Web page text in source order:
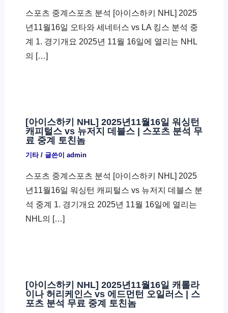
스포츠 중계스포츠 분석 [아이스하키 NHL] 2025
년11월16일 오타와 세네터스 vs LA 킹스 분석 중
계 1. 경기개요 2025년 11월 16일에 열리는 NHL
의 […]
[아이스하키 NHL] 2025년11월16일 워싱턴
캐피털스 vs 뉴저지 데블스 | 스포츠 분석 무
료 중계 토친놈
기타/ 글쓴이 admin
스포츠 중계스포츠 분석 [아이스하키 NHL] 2025
년11월16일 워싱턴 캐피털스 vs 뉴저지 데블스 분
석 중계 1. 경기개요 2025년 11월 16일에 열리는
NHL의 […]
[아이스하키 NHL] 2025년11월16일 캐롤라
이나 허리케인스 vs 에드먼턴 오일러스 | 스
포츠 분석 무료 중계 토친놈